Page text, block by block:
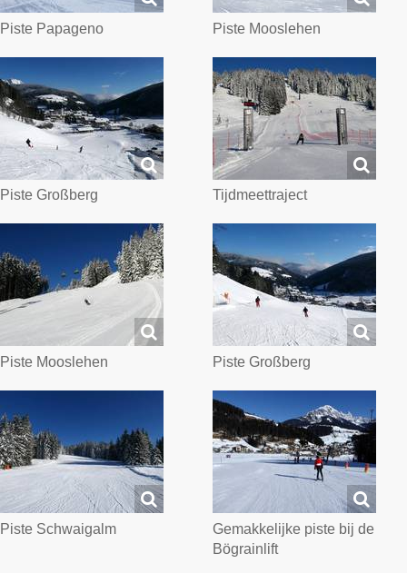
Piste Papageno Piste Mooslehen
Piste Großberg Tijdmeettraject
Piste Mooslehen Piste Großberg
Piste Schwaigalm
Gemakkelijke piste bij de
Bögrainlift